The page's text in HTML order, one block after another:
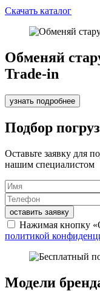
Скачать каталог
Обменяй
Trade-in
узнать подробнее
Подбор
Оставьте заявку для
нашим специалистом
оставить заявку
Нажимая кнопку
политикой
Модели